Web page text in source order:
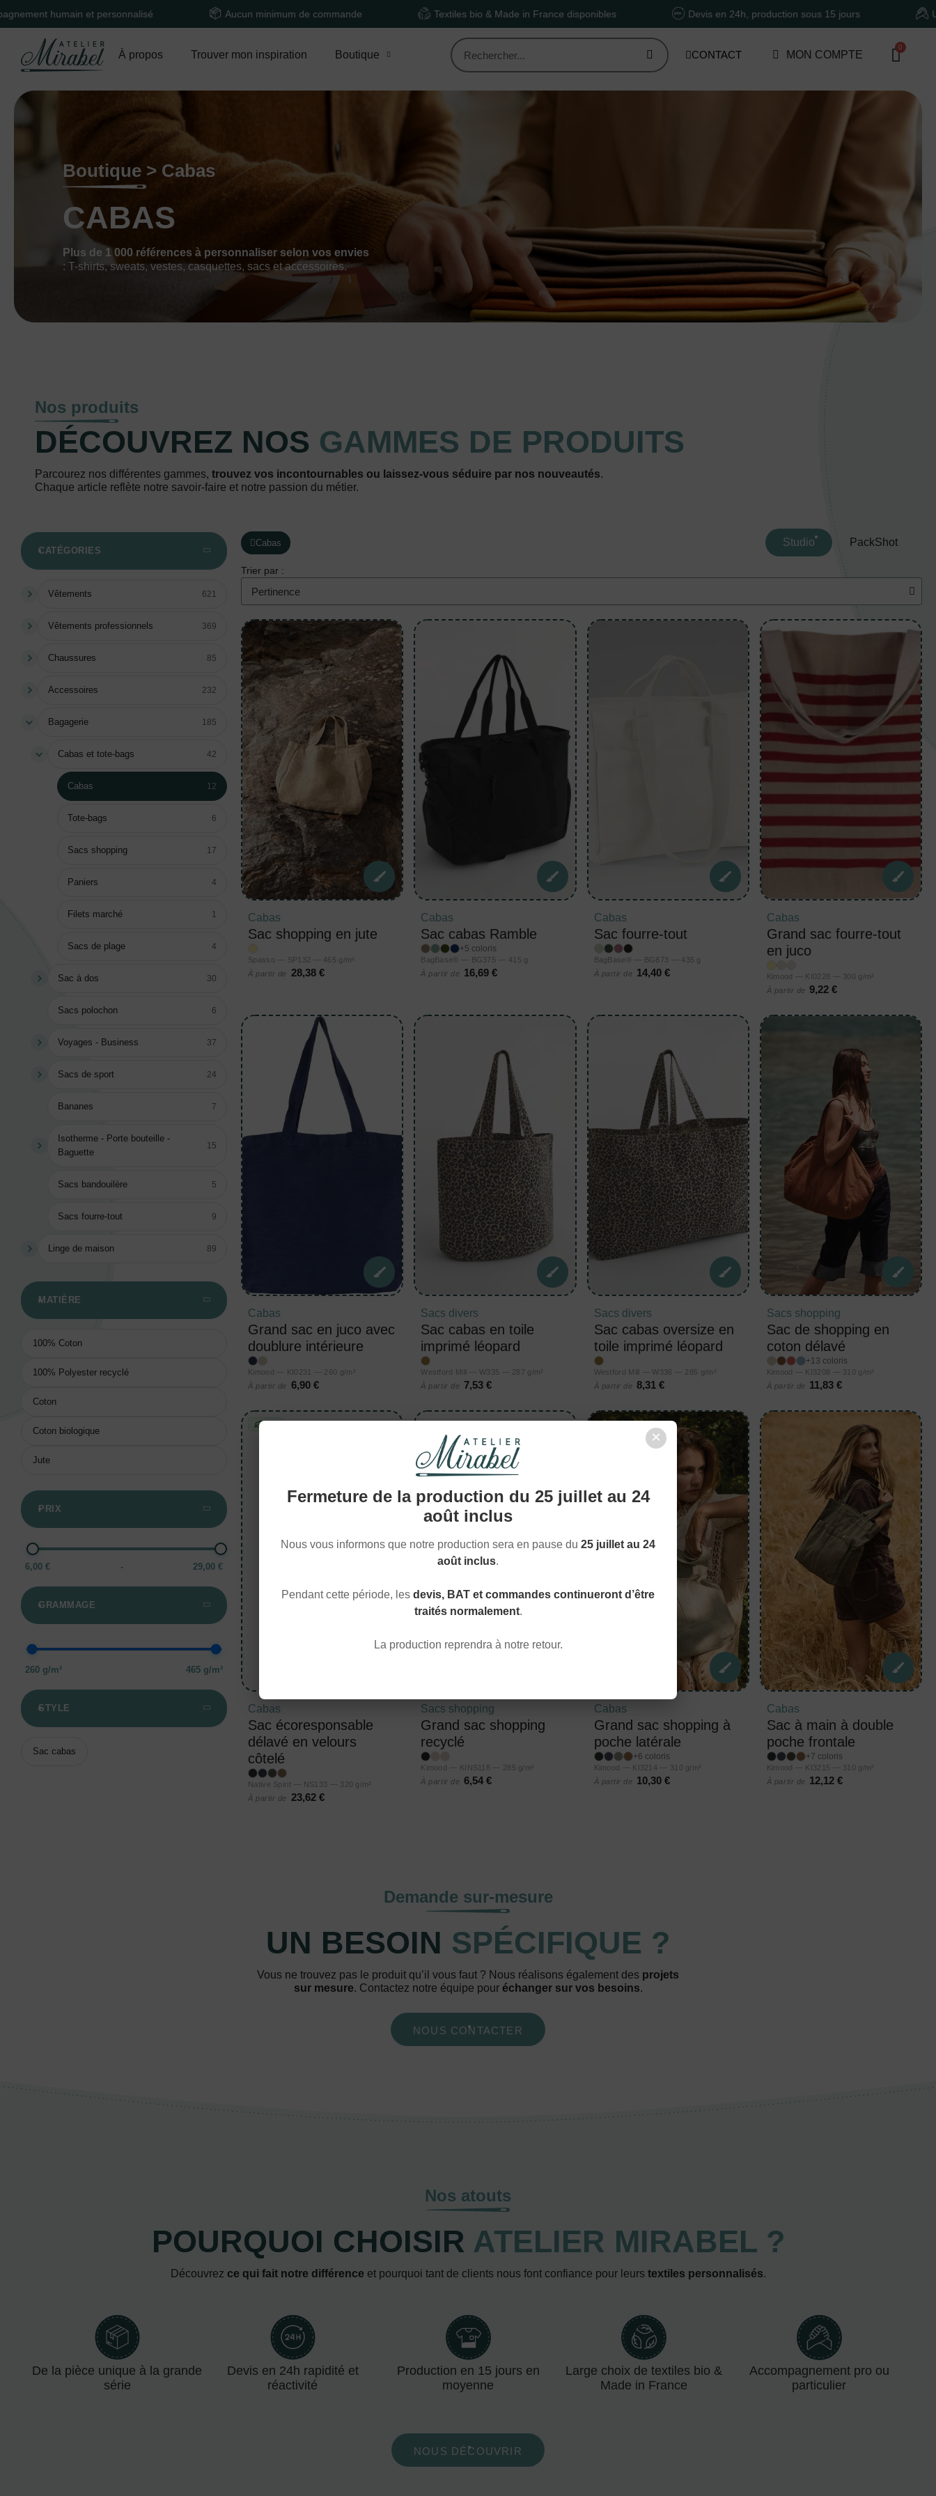
×
Fermeture de la production du 25 juillet au 24
août inclus
Nous vous informons que notre production sera en pause du 25 juillet au 24
août inclus.
Pendant cette période, les devis, BAT et commandes continueront d’être
traités normalement.
La production reprendra à notre retour.
et personnalisé Aucun minimum de commande Textiles bio & Made in France disponibles Devis en 24h, production sous 15 jours Un
À propos Trouver mon inspiration Boutique CONTACT MON COMPTE
Boutique > Cabas
CABAS
Plus de 1 000 références à personnaliser selon vos envies
: T-shirts, sweats, vestes, casquettes, sacs et accessoires.
Nos produits
DÉCOUVREZ NOS GAMMES DE PRODUITS
Parcourez nos différentes gammes, trouvez vos incontournables ou laissez-vous séduire par nos nouveautés.
Chaque article reflète notre savoir-faire et notre passion du métier.
CATÉGORIES
Vêtements 621
Vêtements professionnels 369
Chaussures 85
Accessoires 232
Bagagerie 185
Cabas et tote-bags 42
Cabas 12
Tote-bags 6
Sacs shopping 17
Paniers 4
Filets marché 1
Sacs de plage 4
Sac à dos 30
Sacs polochon 6
Voyages - Business 37
Sacs de sport 24
Bananes 7
Isotherme - Porte bouteille -
Baguette
15
Sacs bandouilère 5
Sacs fourre-tout 9
Linge de maison 89
MATIÈRE
100% Coton
100% Polyester recyclé
Coton
Coton biologique
Jute
PRIX
6,00 € - 29,00 €
GRAMMAGE
260 g/m² 465 g/m²
STYLE
Sac cabas
Cabas Studio PackShot
Trier par :
Cabas
Sac shopping en jute
Spasso — SP132 — 465 g/m²
À partir de
28,38 €
Cabas
Sac cabas Ramble
+5 coloris
BagBase® — BG375 — 415 g
À partir de
16,69 €
Cabas
Sac fourre-tout
BagBase® — BG873 — 435 g
À partir de
14,40 €
Cabas
Grand sac fourre-tout
en juco
Kimood — KI0228 — 300 g/m²
À partir de
9,22 €
Cabas
Grand sac en juco avec
doublure intérieure
Kimood — KI0231 — 260 g/m²
À partir de
6,90 €
Sacs divers
Sac cabas en toile
imprimé léopard
Westford Mill — W335 — 287 g/m²
À partir de 7,53 €
Sacs divers
Sac cabas oversize en
toile imprimé léopard
Westford Mill — W336 — 285 g/m²
À partir de 8,31 €
Sacs shopping
Sac de shopping en
coton délavé
+13 coloris
Kimood — KI3208 — 310 g/m²
À partir de
11,83 €
Cabas
Sac écoresponsable
délavé en velours
côtelé
Native Spirit — NS133 — 320 g/m²
À partir de
23,62 €
Sacs shopping
Grand sac shopping
recyclé
Kimood — KINS118 — 285 g/m²
À partir de 6,54 €
Cabas
Grand sac shopping à
poche latérale
+6 coloris
Kimood — KI3214 — 310 g/m²
À partir de
10,30 €
Cabas
Sac à main à double
poche frontale
+7 coloris
Kimood — KI3215 — 310 g/m²
À partir de
12,12 €
Demande sur-mesure
UN BESOIN SPÉCIFIQUE ?
Vous ne trouvez pas le produit qu’il vous faut ? Nous réalisons également des projets
sur mesure. Contactez notre équipe pour échanger sur vos besoins.
NOUS CONTACTER
Nos atouts
POURQUOI CHOISIR ATELIER MIRABEL ?
Découvrez ce qui fait notre différence et pourquoi tant de clients nous font confiance pour leurs textiles personnalisés.
De la pièce unique à la grande
série
Devis en 24h rapidité et
réactivité
Production en 15 jours en
moyenne
Large choix de textiles bio &
Made in France
Accompagnement pro ou
particulier
NOUS DÉCOUVRIR